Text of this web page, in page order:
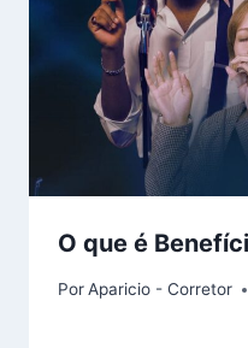
O que é
PorAparicio - Corretor